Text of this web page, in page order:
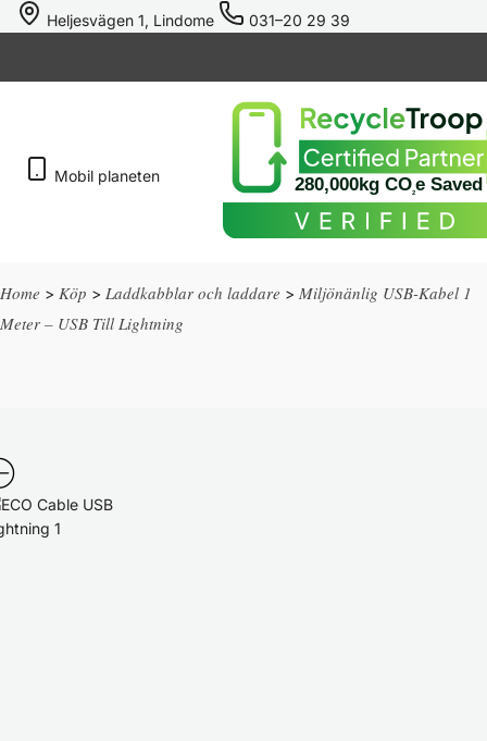
Heljesvägen 1, Lindome 031–20 29 39
Mobil planeten 280,000kg CO2e Saved
Home > Köp > Laddkabblar och laddare > Miljönänlig USB-Kabel 1
Meter – USB Till Lightning